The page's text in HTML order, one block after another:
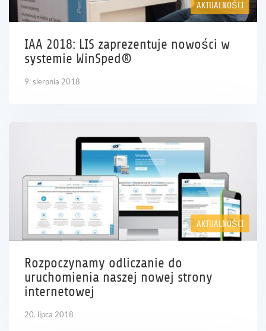
AKTUALNOŚCI
IAA 2018: LIS zaprezentuje nowości w
systemie WinSped®
9. sierpnia 2018
AKTUALNOŚCI
Rozpoczynamy odliczanie do
uruchomienia naszej nowej strony
internetowej
20. lipca 2018